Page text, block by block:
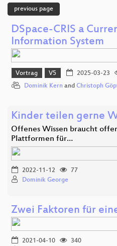
previous page
DSpace-CRIS a
Information System
Vortrag V5 2025-03-23
Dominik Kern and Christoph
Kinder teilen gerne
Offenes Wissen braucht
Plattformen für…
2022-11-12
77
Dominik George
Zwei Faktoren für
2021-04-10
340